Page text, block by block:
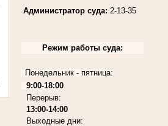
Администратор суда: 2-13-35
Режим работы суда:
Понедельник - пятница:
9:00-18:00
Перерыв:
13:00-14:00
Выходные дни: